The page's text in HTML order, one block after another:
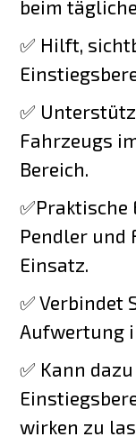
beim
✅ Hilft,
✅
Fahrzeugs
Bereich.
Pendler und
Einsatz.
✅ Verbindet
Aufwertung
✅ Kann
wirken zu